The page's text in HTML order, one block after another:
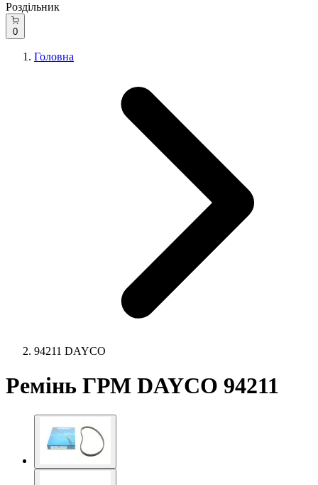
Роздільник
0
Головна
94211 DAYCO
Ремінь ГРМ DAYCO 94211